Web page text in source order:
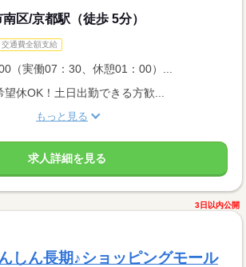
区/京都駅（徒歩 5分）
交通費全額支給
（実働07：30、休憩01：00）...
休OK！土日出勤できる方歓...
もっと見る
求人詳細を見る
3日以内公開
しん長期♪ショッピングモール